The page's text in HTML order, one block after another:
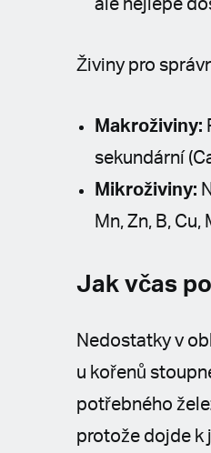
ale nejlépe
Živiny pro
Makroživiny:
sekundární
Mikroživiny:
Mn, Zn, B, Cu,
Jak včas
Nedostatky v
u kořenů
potřebného
protože dojde k